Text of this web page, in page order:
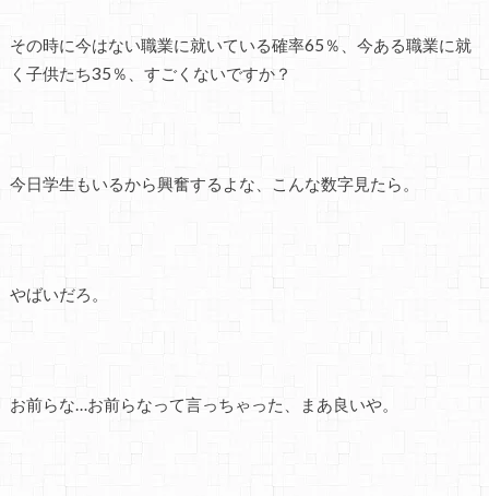
その時に今はない職業に就いている確率65％、今ある職業に就
く子供たち35％、すごくないですか？
今日学生もいるから興奮するよな、こんな数字見たら。
やばいだろ。
お前らな…お前らなって言っちゃった、まあ良いや。